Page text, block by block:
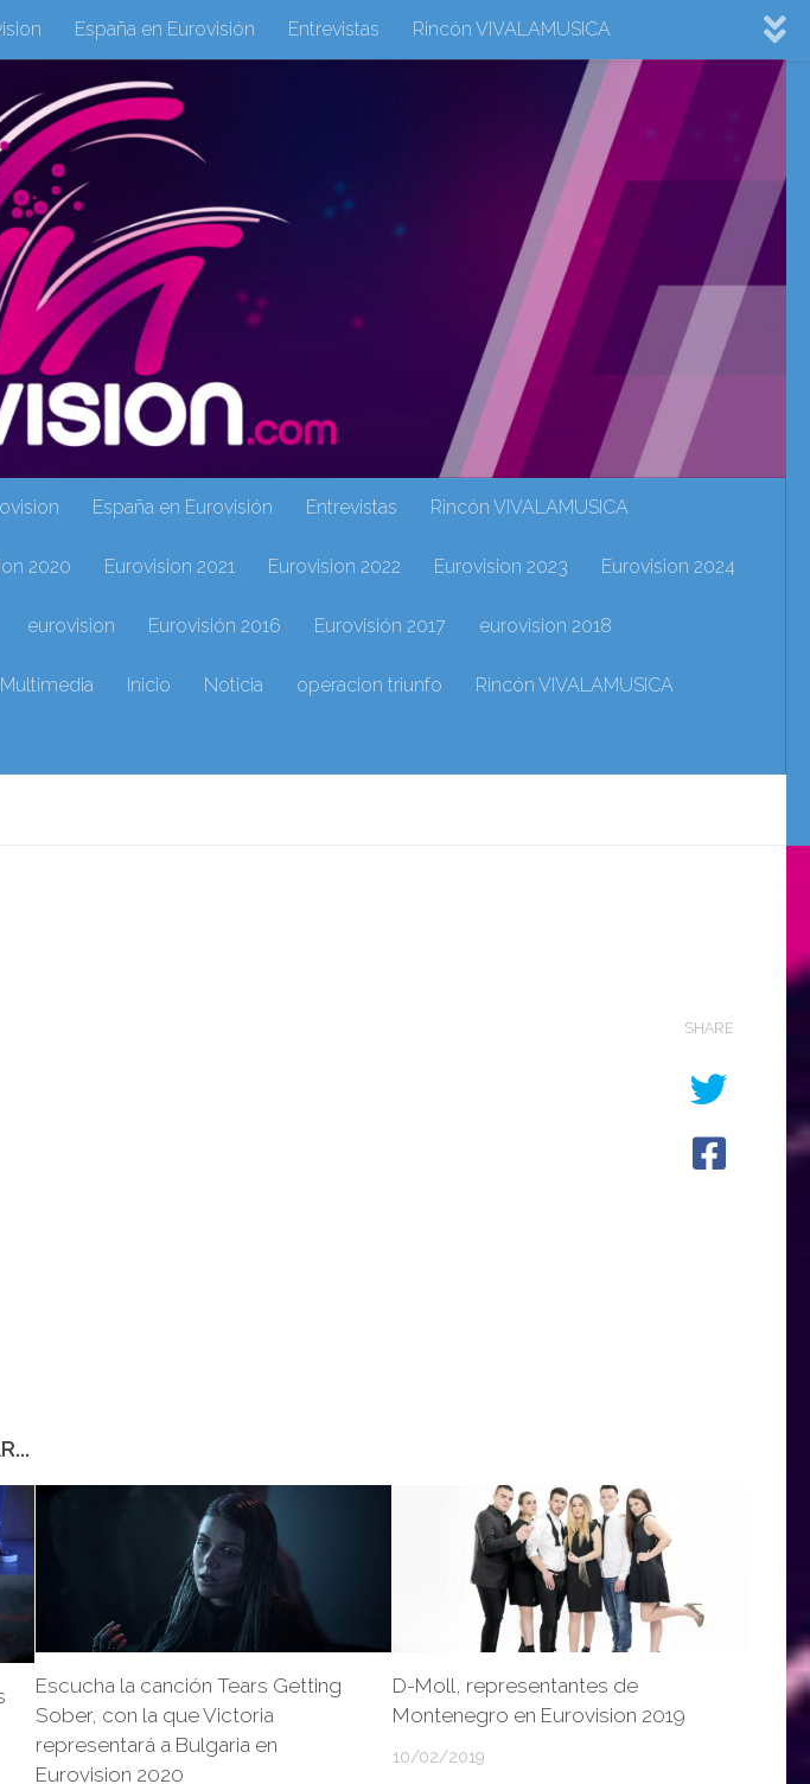
España en Eurovisión Entrevistas Rincón VIVALAMUSICA
2020 Eurovision 2021 Eurovision 2024
eurovision Eurovisión 2016 eurovision 2018 eurovision 2019
Noticia operacion triunfo Rincón VIVALAMUSICA Sin categoría Noticias
España en Eurovisión Entrevistas Rincón VIVALAMUSICA
2020 Eurovision 2021 Eurovision 2022 Eurovision 2023 Eurovision 2024
eurovision Eurovisión 2016 Eurovisión 2017 eurovision 2018
Inicio Noticia operacion triunfo Rincón VIVALAMUSICA
SHARE
Escucha la canción Tears Getting
Sober, con la que Victoria
representará a Bulgaria en
Eurovision 2020
D-Moll, representantes de
Montenegro en Eurovision 2019
10/02/2019